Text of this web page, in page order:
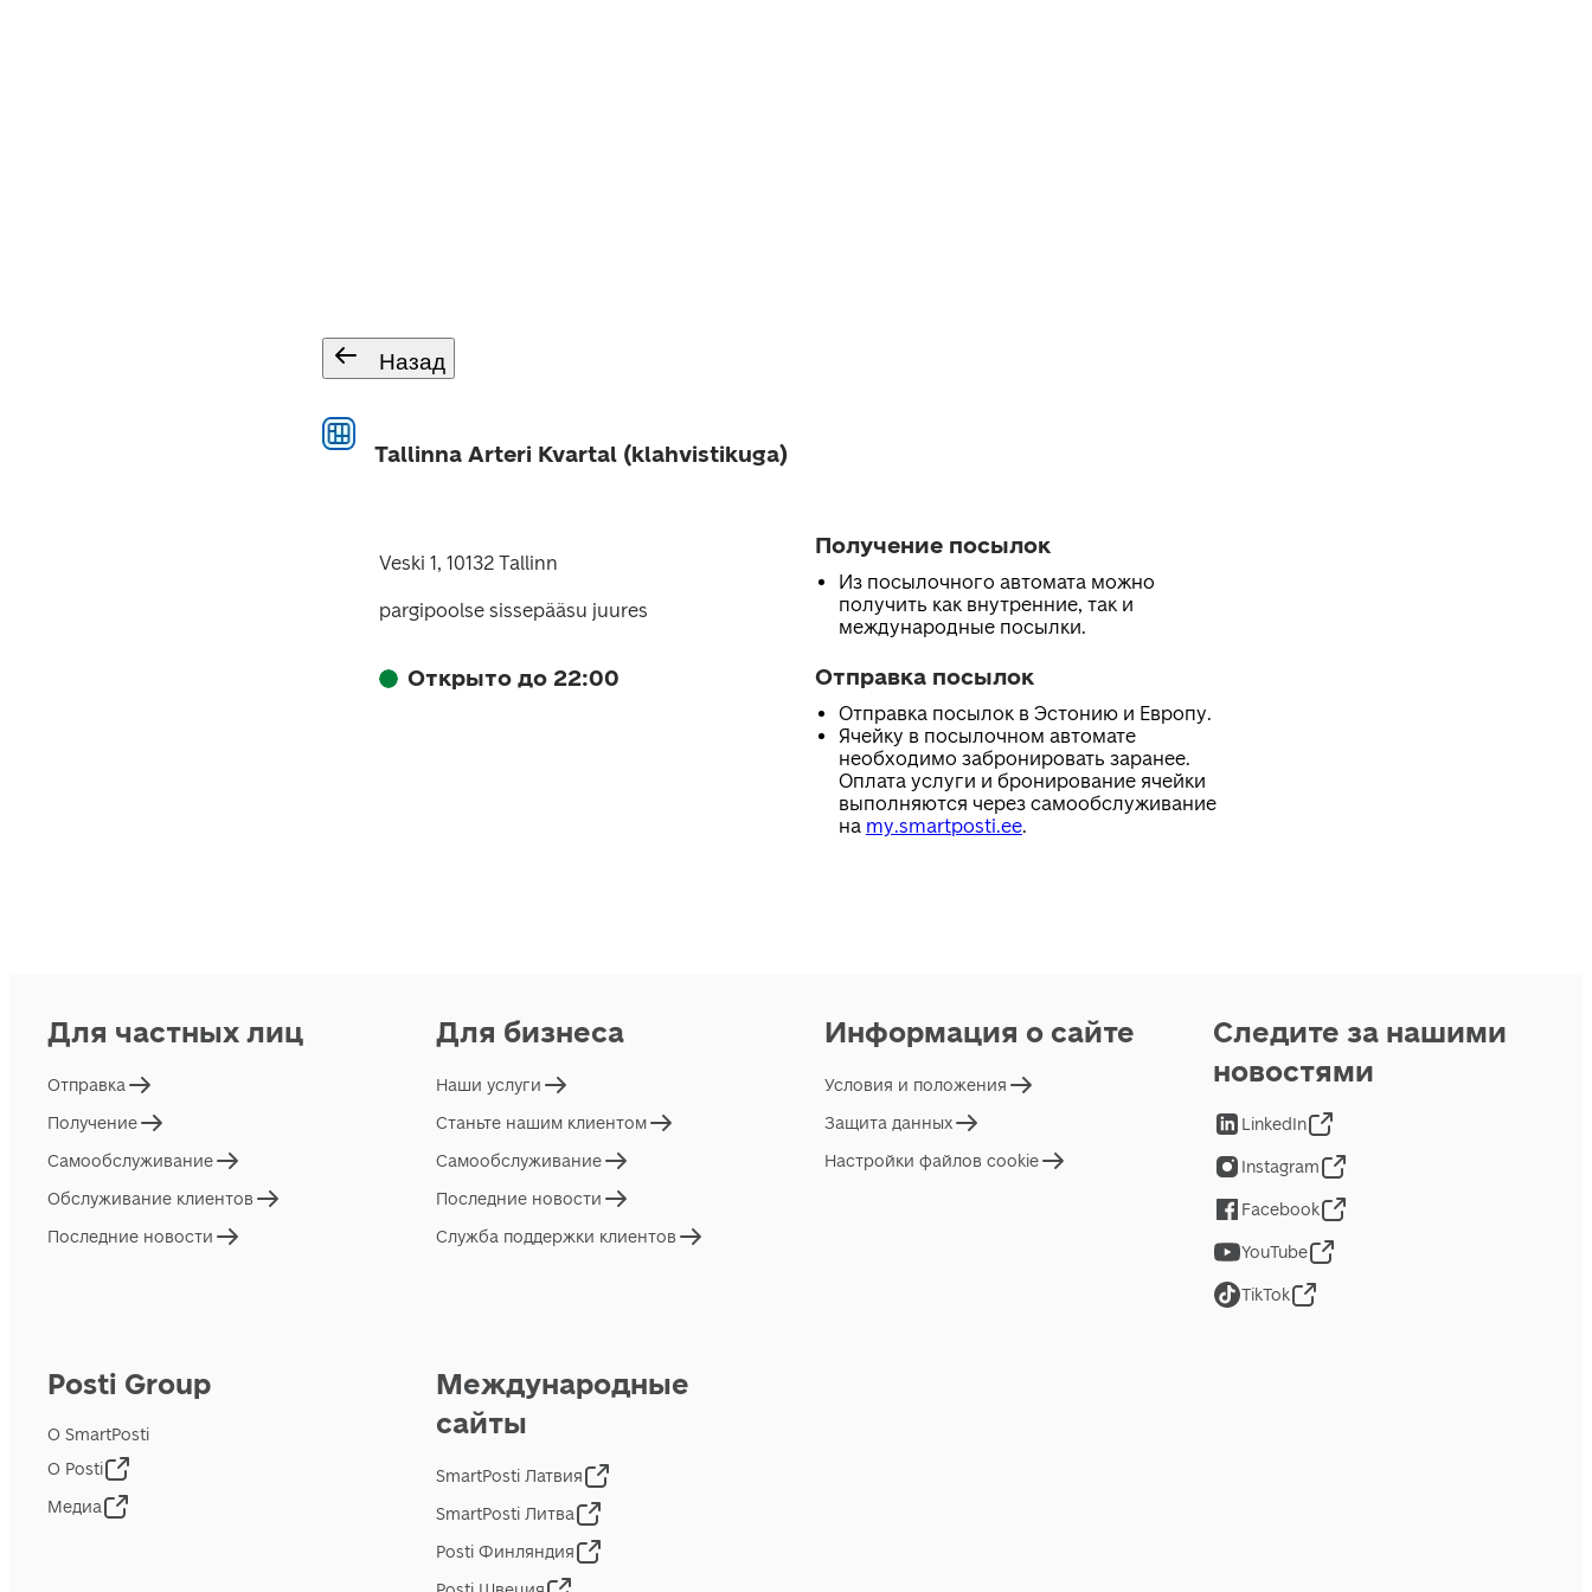
Назад
Tallinna Arteri Kvartal (klahvistikuga)
Veski 1, 10132 Tallinn
pargipoolse sissepääsu juures
Открыто до 22:00
Получение посылок
Из посылочного автомата можно
получить как внутренние, так и
международные посылки.
Отправка посылок
Отправка посылок в Эстонию и Европу.
Ячейку в посылочном автомате
необходимо забронировать заранее.
Оплата услуги и бронирование ячейки
выполняются через самообслуживание
на my.smartposti.ee.
Для частных лиц
Отправка
Получение
Самообслуживание
Обслуживание клиентов
Последние новости
Для бизнеса
Наши услуги
Станьте нашим клиентом
Самообслуживание
Последние новости
Служба поддержки клиентов
Информация о сайте
Условия и положения
Защита данных
Настройки файлов cookie
Posti Group
О SmartPosti
О Posti
Медиа
Международные
сайты
SmartPosti Латвия
SmartPosti Литва
Posti Финляндия
Следите за нашими
новостями
LinkedIn
Instagram
Facebook
YouTube
TikTok